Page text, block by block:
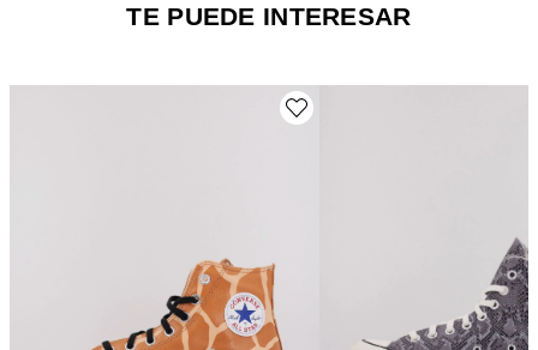
TE PUEDE INTERESAR